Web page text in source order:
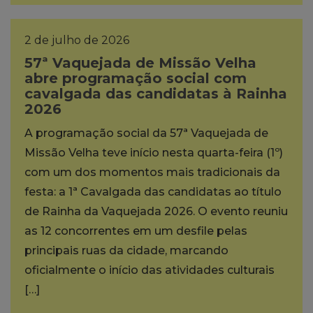
2 de julho de 2026
57ª Vaquejada de Missão Velha
abre programação social com
cavalgada das candidatas à Rainha
2026
A programação social da 57ª Vaquejada de
Missão Velha teve início nesta quarta-feira (1º)
com um dos momentos mais tradicionais da
festa: a 1ª Cavalgada das candidatas ao título
de Rainha da Vaquejada 2026. O evento reuniu
as 12 concorrentes em um desfile pelas
principais ruas da cidade, marcando
oficialmente o início das atividades culturais
[…]